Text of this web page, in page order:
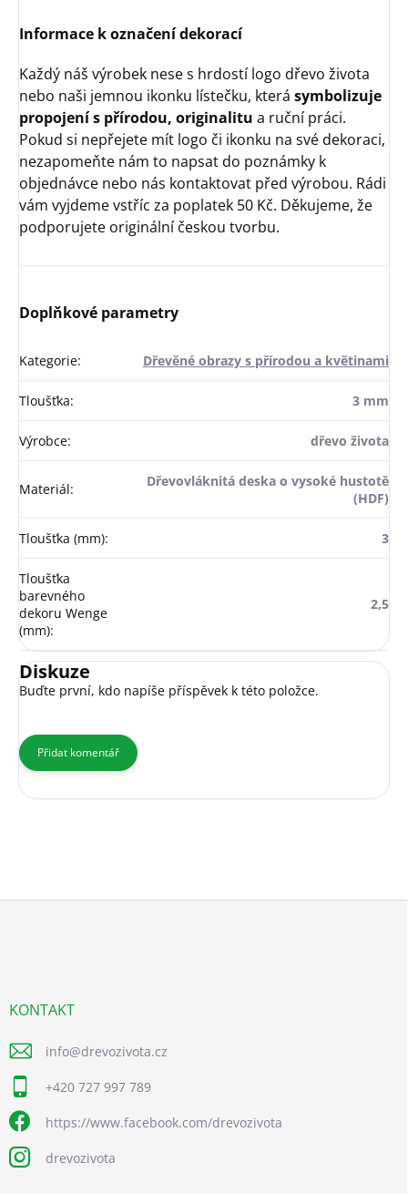
Informace k označení dekorací
Každý náš výrobek nese s hrdostí logo dřevo života
nebo naši jemnou ikonku lístečku, která symbolizuje
propojení s přírodou, originalitu a ruční práci.
Pokud si nepřejete mít logo či ikonku na své dekoraci,
nezapomeňte nám to napsat do poznámky k
objednávce nebo nás kontaktovat před výrobou. Rádi
vám vyjdeme vstříc za poplatek 50 Kč. Děkujeme, že
podporujete originální českou tvorbu.
Doplňkové parametry
Kategorie: Dřevěné obrazy s přírodou a květinami
Tloušťka: 3 mm
Výrobce: dřevo života
Materiál:
Dřevovláknitá deska o vysoké hustotě
(HDF)
Tloušťka (mm): 3
Tloušťka
barevného
dekoru Wenge
(mm):
2,5
Diskuze
Buďte první, kdo napíše příspěvek k této položce.
Přidat komentář
Z
KONTAKT
info@drevozivota.cz
+420 727 997 789
https://www.facebook.com/drevozivota
drevozivota